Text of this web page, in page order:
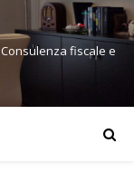
fiscale e